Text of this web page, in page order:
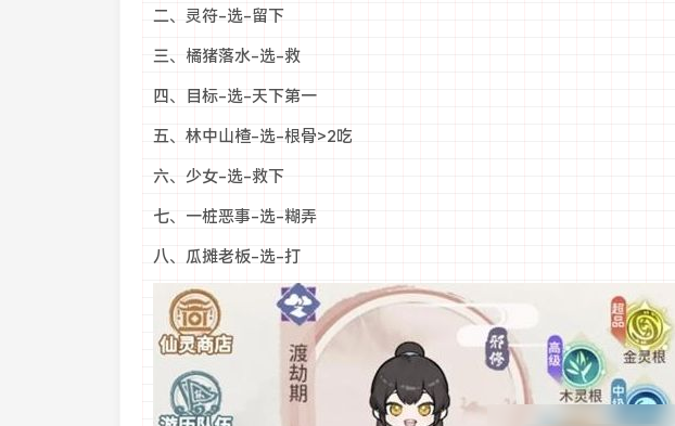
二、灵符-选-留下
三、橘猪落水-选-救
四、目标-选-天下第一
五、林中山楂-选-根骨>2吃
六、少女-选-救下
七、一桩恶事-选-糊弄
八、瓜摊老板-选-打